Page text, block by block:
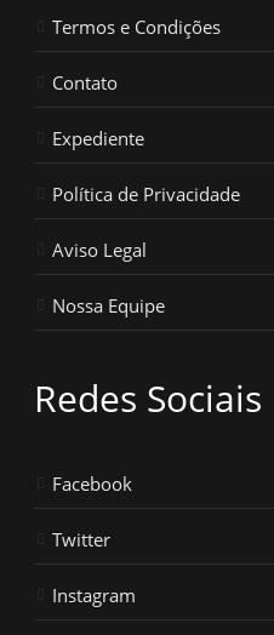
Termos e Condições
Contato
Expediente
Política de Privacidade
Aviso Legal
Nossa Equipe
Redes Sociais
Facebook
Twitter
Instagram